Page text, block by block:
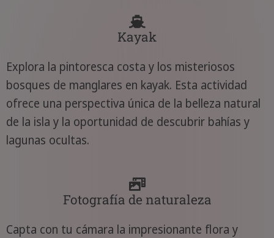
Kayak
Explora la pintoresca costa y los misteriosos
bosques de manglares en kayak. Esta actividad
ofrece una perspectiva única de la belleza natural
de la isla y la oportunidad de descubrir bahías y
lagunas ocultas.
Fotografía de naturaleza
Capta con tu cámara la impresionante flora y